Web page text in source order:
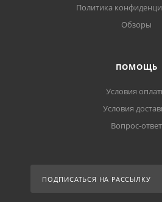
Политика
Обзоры
ПОМОЩЬ
Условия
Условия
Вопрос-ответ
ПОДПИСАТЬСЯ НА РАССЫЛКУ